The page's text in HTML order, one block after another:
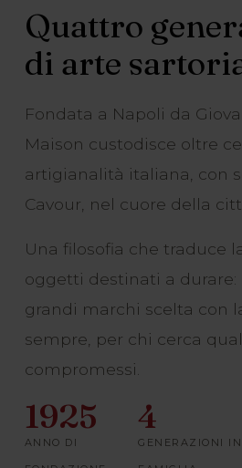
Quattro
di arte
Fondata a Napoli da
Maison custodisce oltre
artigianalità italiana, con
Cavour, nel cuore della
Una filosofia che traduce
oggetti destinati a durare:
grandi marchi scelta con
sempre, per chi cerca
compromessi.
1925
ANNO DI
4
GENERAZIONI IN